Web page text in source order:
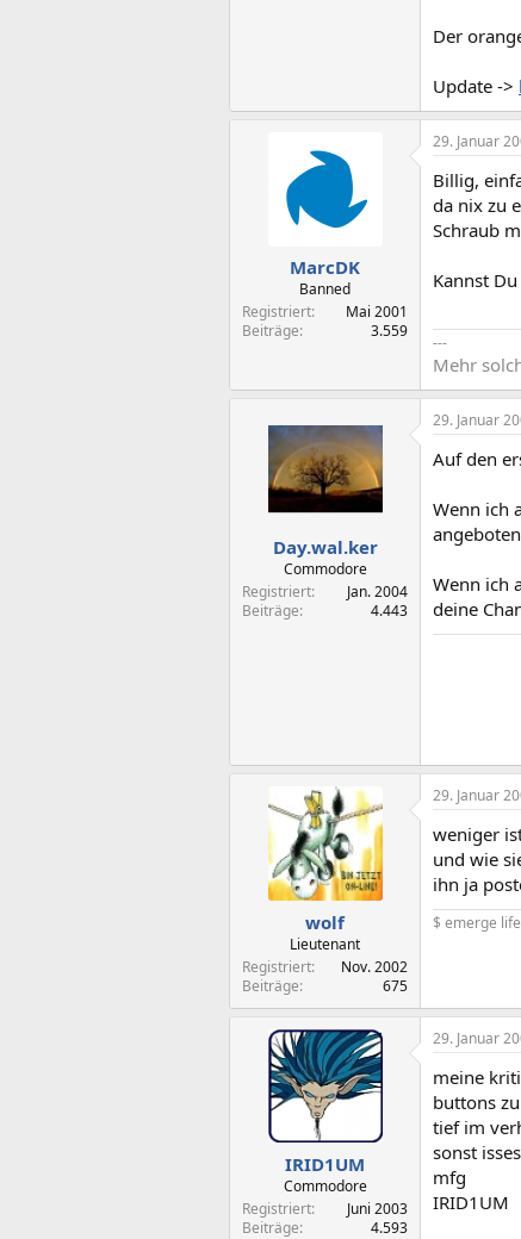
Der
Update ->
MarcDK
Banned
Registriert
Mai 2001
Beiträge
3.559
29. Januar
Billig,
da nix zu
Schraub
Kannst
---
Mehr
Day.wal.ker
Commodore
Registriert
Jan. 2004
Beiträge
4.443
29. Januar
Auf den
Wenn ich
Wenn ich
deine
wolf
Lieutenant
Registriert
Nov. 2002
Beiträge
675
29. Januar
weniger
und wie
ihn ja
$ emerge life
IRID1UM
Commodore
Registriert
Juni 2003
Beiträge
4.593
29. Januar
meine
buttons
tief im
sonst
mfg
IRID1UM